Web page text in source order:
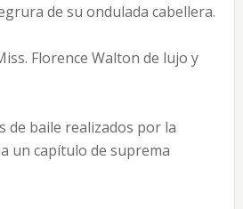
de su ondulada cabellera.
Florence Walton de lujo y
de baile realizados por la
un capítulo de suprema